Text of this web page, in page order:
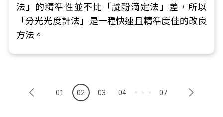
法」的精準性並不比「靛酚滴定法」差，所以
「分光光度計法」是一種快速且精準度佳的改良
方法。
01 02 03 04 07